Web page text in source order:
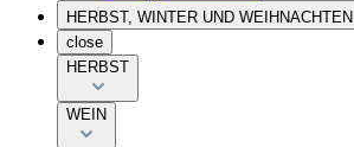
HERBST, WINTER UND WEIHNACHTEN
close
HERBST
WEIN